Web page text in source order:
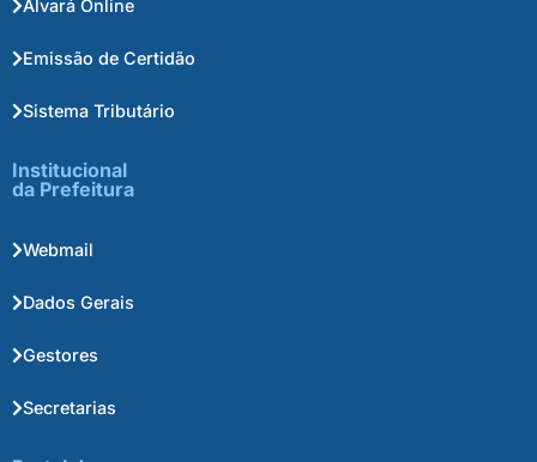
Alvará Online
Emissão de Certidão
Sistema Tributário
Institucional
da Prefeitura
Webmail
Dados Gerais
Gestores
Secretarias